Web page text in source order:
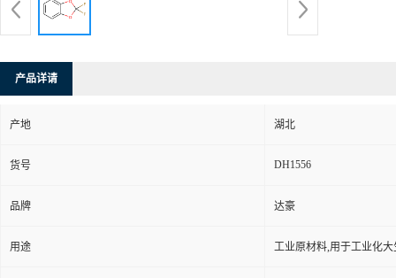
产品详请
产地 湖北
货号 DH1556
品牌 达豪
用途 工业原材料,用于工业化大